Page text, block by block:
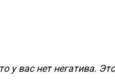
у вас нет негатива.